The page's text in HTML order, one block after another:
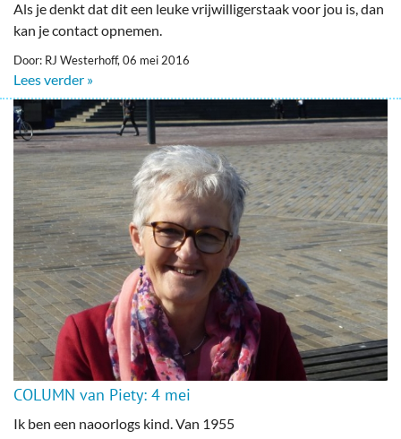
Als je denkt dat dit een leuke vrijwilligerstaak voor jou is, dan
kan je contact opnemen.
Door: RJ Westerhoff, 06 mei 2016
Lees verder »
COLUMN van Piety: 4 mei
Ik ben een naoorlogs kind. Van 1955